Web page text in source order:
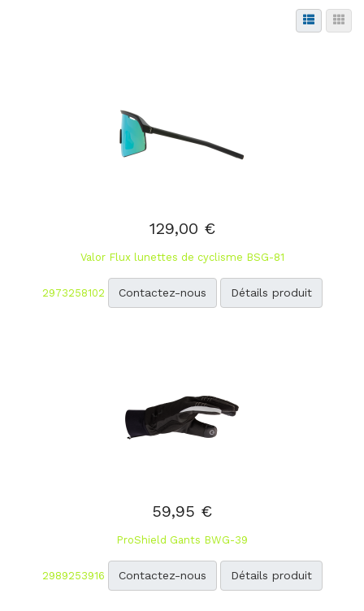
129,00 €
Valor Flux lunettes de cyclisme BSG-81
2973258102 Contactez-nous Détails produit
59,95 €
ProShield Gants BWG-39
2989253916 Contactez-nous Détails produit